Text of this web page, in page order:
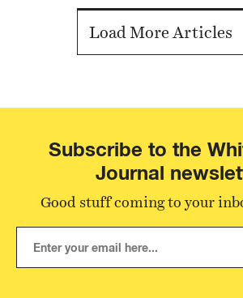
Load More Articles
Subscribe to the
Journal
Good stuff coming to your